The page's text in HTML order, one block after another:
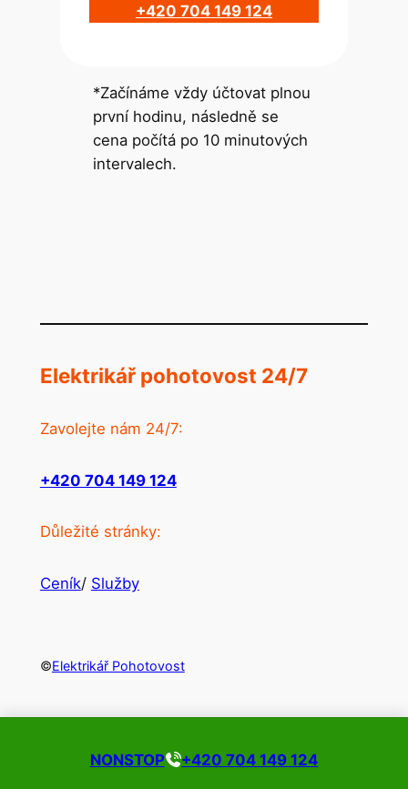
+420 704 149 124
*Začínáme vždy účtovat plnou
první hodinu, následně se
cena počítá po 10 minutových
intervalech.
NONSTOP +420 704 149 124
Elektrikář pohotovost 24/7
Zavolejte nám 24/7:
+420 704 149 124
Důležité stránky:
Ceník/ Služby
©Elektrikář Pohotovost